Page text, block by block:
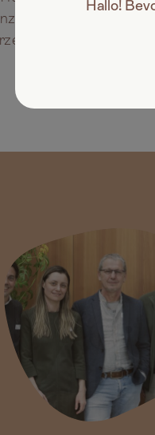
zeigten
Hallo!